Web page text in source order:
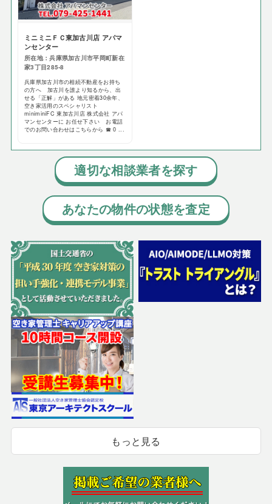
ミニミニＦＣ東加古川店 アパマ
ンセンター
所在地：兵庫県加古川市平岡町新在
家3丁目285-8
兵庫県加古川市の相続不動産をお持ち
の方へ 加古川を誰より知るから、出
せる「正解」がある 地元密着30余年、
空き家活用のスペシャリスト
miniminiFC 東加古川店 株式会社 アパ
マンセンターに お任せ下さい お電話
でのお問い合わせはこちらから ☎ 0 ...
適切な相談業者を探す
あなたの物件の状態を査定
もっと見る